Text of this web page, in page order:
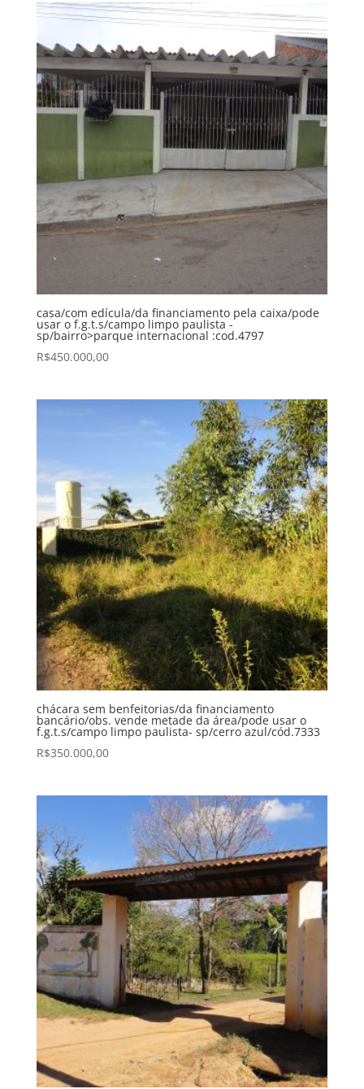
casa/com edícula/da financiamento pela caixa/pode
usar o f.g.t.s/campo limpo paulista -
sp/bairro>parque internacional :cod.4797
R$450.000,00
chácara sem benfeitorias/da financiamento
bancário/obs. vende metade da área/pode usar o
f.g.t.s/campo limpo paulista- sp/cerro azul/cód.7333
R$350.000,00